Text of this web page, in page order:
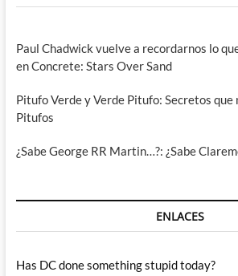
Paul Chadwick vuelve a recordarnos lo
en Concrete: Stars Over Sand
Pitufo Verde y Verde Pitufo: Secretos que
Pitufos
¿Sabe George RR Martin…?: ¿Sabe
ENLACES
Has DC done something stupid today?